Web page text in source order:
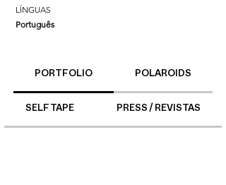
LÍNGUAS
Português
PORTFOLIO POLAROIDS
SELF TAPE PRESS / REVISTAS